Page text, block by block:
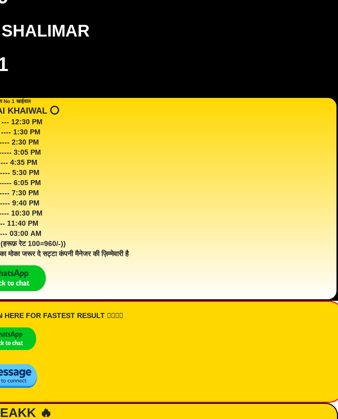
No 1 खाईवाल
KHAIWAL ⭕️
--- 12:30 PM
---- 1:30 PM
2:30 PM
------ 3:05 PM
4:35 PM
5:30 PM
6:05 PM
7:30 PM
9:40 PM
10:30 PM
11:40 PM
03:00 AM
रेट 100=960/-))
मोका जरूर दे सट्टा कंपनी मैनेजर की ज़िम्मेवारी है
HERE FOR FASTEST RESULT 👇🏾👇🏾
🔥